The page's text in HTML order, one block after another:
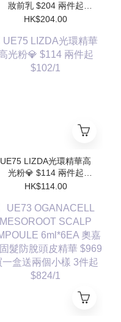
妝前乳 $204 兩件起
$184/1
HK$204.00
UE75 LIZDA光環精華高
光粉💎 $114 兩件起
$102/1
HK$114.00